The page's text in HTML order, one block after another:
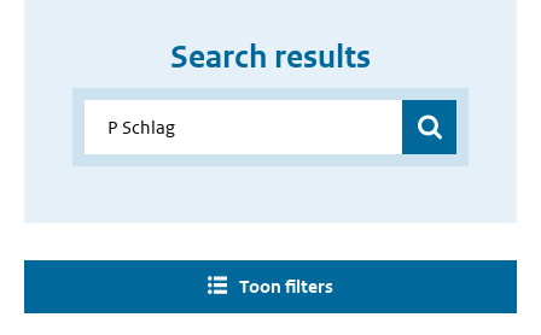
Search results
Toon filters